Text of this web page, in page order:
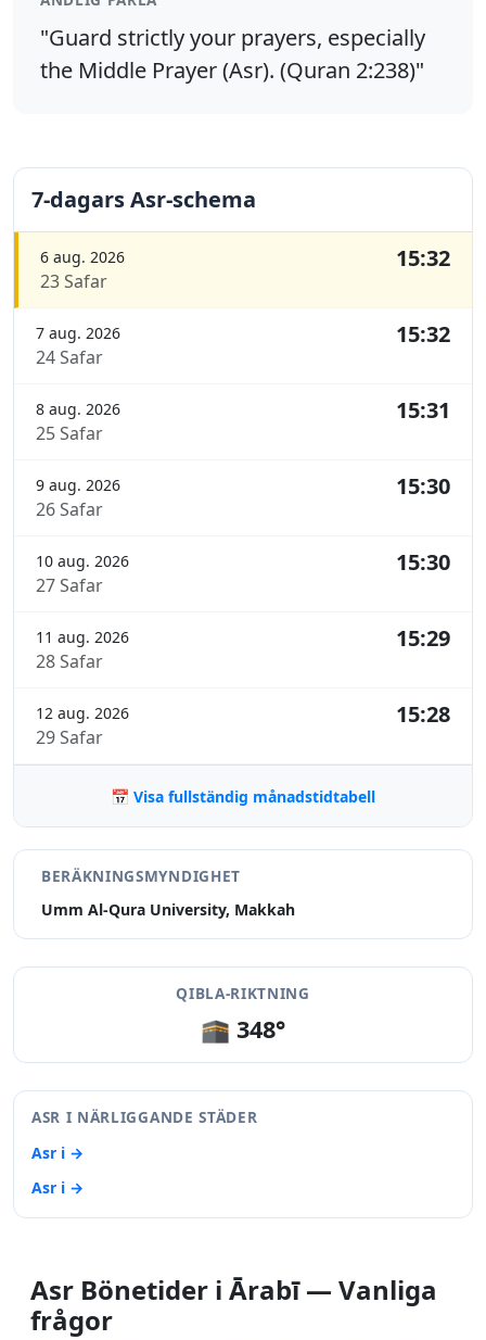
"Guard strictly your prayers, especially
the Middle Prayer (Asr). (Quran 2:238)"
7-dagars Asr-schema
6 aug. 2026
23 Safar
15:32
7 aug. 2026
24 Safar
15:32
8 aug. 2026
25 Safar
15:31
9 aug. 2026
26 Safar
15:30
10 aug. 2026
27 Safar
15:30
11 aug. 2026
28 Safar
15:29
12 aug. 2026
29 Safar
15:28
📅 Visa fullständig månadstidtabell
BERÄKNINGSMYNDIGHET
Umm Al-Qura University, Makkah
QIBLA-RIKTNING
🕋 348°
ASR I NÄRLIGGANDE STÄDER
Asr i →
Asr i →
Asr Bönetider i Ārabī — Vanliga
frågor